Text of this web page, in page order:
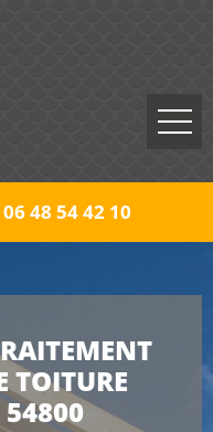
06 48 54 42 10
TOITURE
54800